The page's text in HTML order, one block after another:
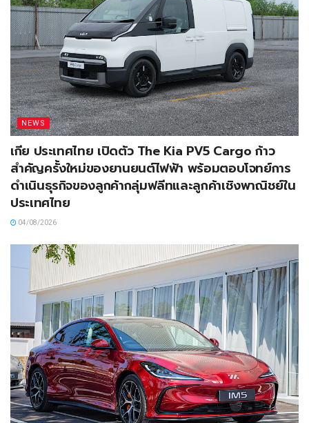
NEWS
เกีย ประเทศไทย เปิดตัว The Kia PV5 Cargo ก้าว
สำคัญครั้งใหม่ของยานยนต์ไฟฟ้า พร้อมตอบโจทย์การ
ดำเนินธุรกิจของลูกค้ากลุ่มฟลีทและลูกค้าเชิงพาณิชย์ใน
ประเทศไทย
04/08/2026